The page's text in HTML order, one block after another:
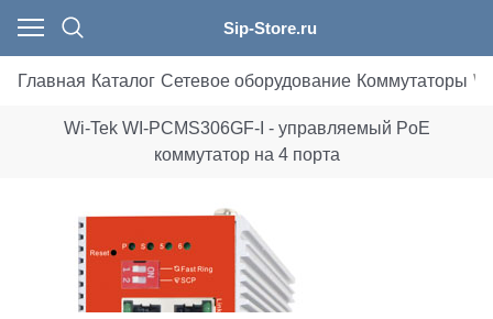
Sip-Store.ru
Главная Каталог Сетевое оборудование Коммутаторы
Wi-Tek WI-PСMS306GF-I - управляемый PoE
коммутатор на 4 порта